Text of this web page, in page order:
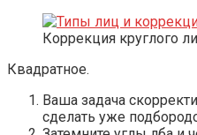
Коррекция круглого
Квадратное.
Ваша задача
сделать уже